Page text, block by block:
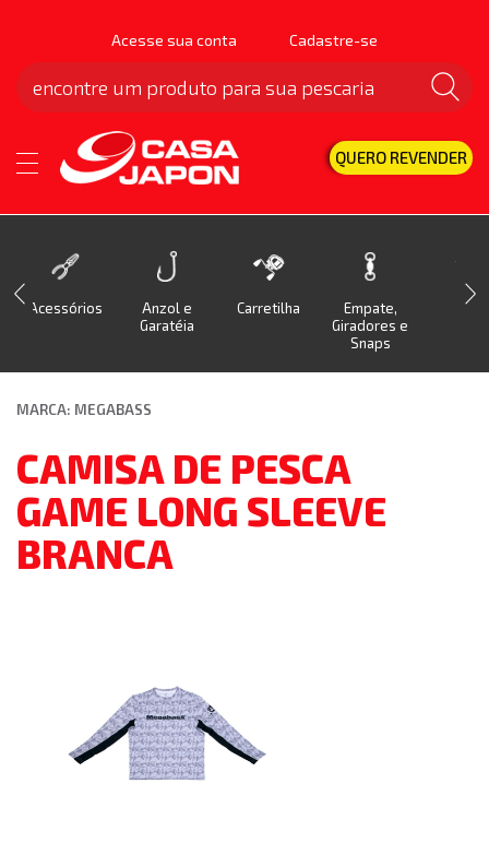
Acesse sua conta Cadastre-se
QUERO REVENDER
Acessórios
Anzol e
Garatéia
Carretilha
Empate,
Giradores e
Snaps
Isca
MARCA: MEGABASS
CAMISA DE PESCA
GAME LONG SLEEVE
BRANCA